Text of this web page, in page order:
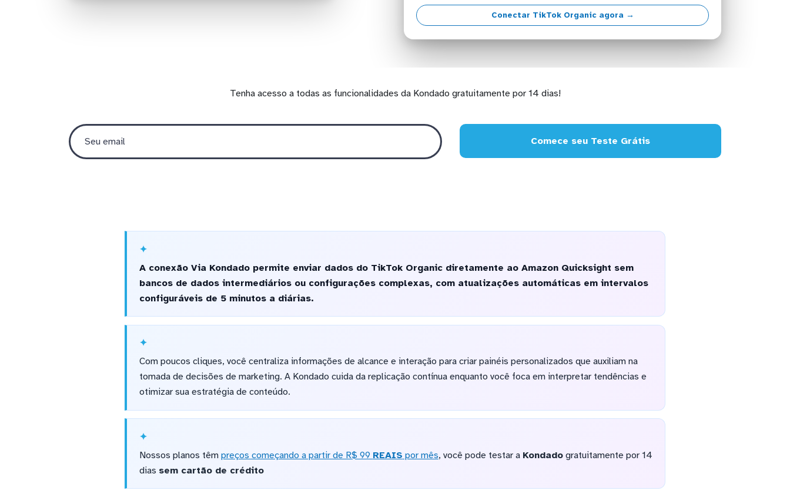
Conectar TikTok Organic agora →
Tenha acesso a todas as funcionalidades da Kondado gratuitamente por 14 dias!
Comece seu Teste Grátis
A conexão Via Kondado permite enviar dados do TikTok Organic diretamente ao Amazon Quicksight sem
bancos de dados intermediários ou configurações complexas, com atualizações automáticas em intervalos
configuráveis de 5 minutos a diárias.
Com poucos cliques, você centraliza informações de alcance e interação para criar painéis personalizados que auxiliam na
tomada de decisões de marketing. A Kondado cuida da replicação contínua enquanto você foca em interpretar tendências e
otimizar sua estratégia de conteúdo.
Nossos planos têm preços começando a partir de R$ 99 REAIS por mês, você pode testar a Kondadogratuitamente por 14
dias sem cartão de crédito